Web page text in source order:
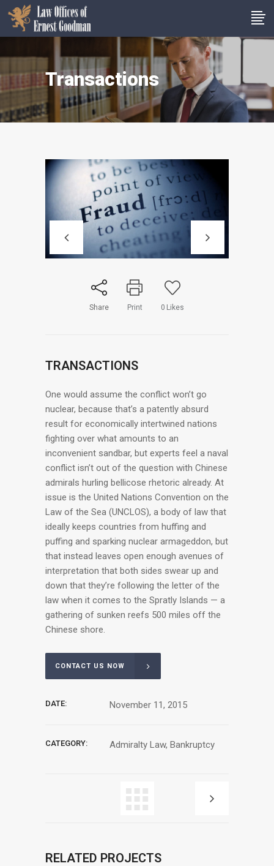
Transactions
Share Print 0 Likes
TRANSACTIONS
One would assume the conflict won’t go
nuclear, because that’s a patently absurd
result for economically intertwined nations
fighting over what amounts to an
inconvenient sandbar, but experts feel a naval
conflict isn’t out of the question with Chinese
admirals hurling bellicose rhetoric already. At
issue is the United Nations Convention on the
Law of the Sea (UNCLOS), a body of law that
ideally keeps countries from huffing and
puffing and sparking nuclear armageddon, but
that instead leaves open enough avenues of
interpretation that both sides swear up and
down that they’re following the letter of the
law when it comes to the Spratly Islands — a
gathering of sunken reefs 500 miles off the
Chinese shore.
CONTACT US NOW
DATE: November 11, 2015
CATEGORY: Admiralty Law, Bankruptcy
RELATED PROJECTS